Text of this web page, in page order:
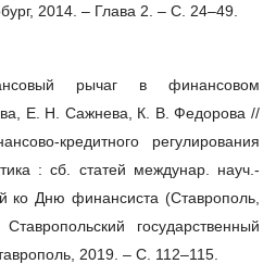
2014. – Глава 2. – С. 24–49.
рычаг в финансовом
Е. Н. Сажнева, К. В. Федорова //
кредитного регулирования
: сб. статей междунар. науч.-
ко Дню финансиста (Ставрополь,
государственный
2019. – С. 112–115.